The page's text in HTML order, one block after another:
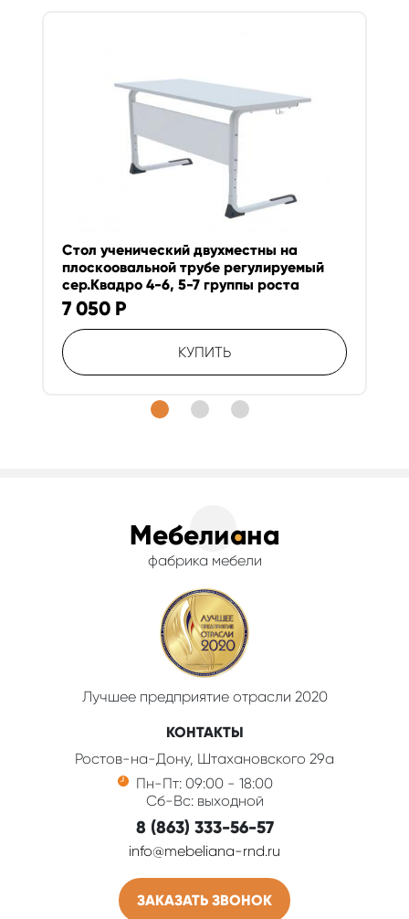
Стол ученический двухместны на
плоскоовальной трубе регулируемый
сер.Квадро 4-6, 5-7 группы роста
7 050 Р
КУПИТЬ
фабрика мебели
Лучшее предприятие отрасли 2020
КОНТАКТЫ
Ростов-на-Дону, Штахановского 29а
Пн-Пт: 09:00 - 18:00
Сб-Вс: выходной
8 (863) 333-56-57
info@mebeliana-rnd.ru
ЗАКАЗАТЬ ЗВОНОК